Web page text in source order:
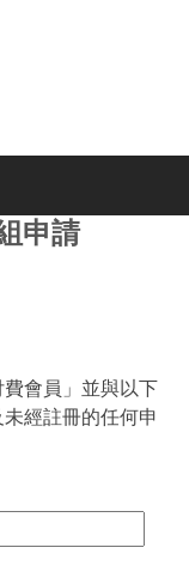
申請
會員」並與以下
經註冊的任何申